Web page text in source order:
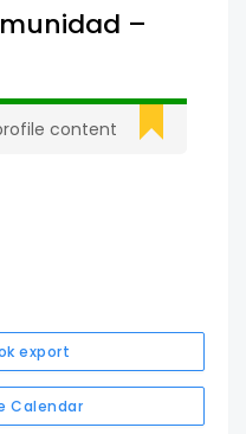
–
content
Calendar
export